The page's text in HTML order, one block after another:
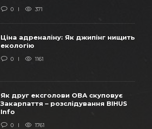
0 371
Ціна адреналіну: Як джипінг нищить
екологію
0 1161
Як друг ексголови ОВА скуповує
Закарпаття – розслідування BIHUS
Info
0 1761